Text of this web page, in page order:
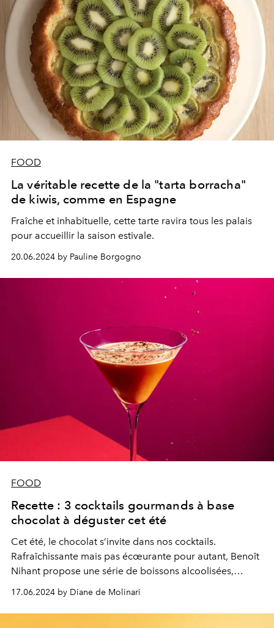
FOOD
La véritable recette de la "tarta borracha"
de kiwis, comme en Espagne
Fraîche et inhabituelle, cette tarte ravira tous les palais
pour accueillir la saison estivale.
20.06.2024 by Pauline Borgogno
FOOD
Recette : 3 cocktails gourmands à base
chocolat à déguster cet été
Cet été, le chocolat s’invite dans nos cocktails.
Rafraîchissante mais pas écœurante pour autant, Benoît
Nihant propose une série de boissons alcoolisées,
17.06.2024 by Diane de Molinari